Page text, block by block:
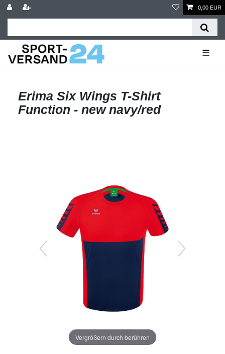
0,00 EUR
☰
Erima Six Wings T-Shirt
Function - new navy/red
Vergrößern durch berühren